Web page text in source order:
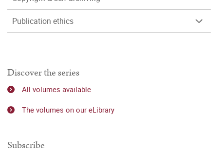
Publication ethics
Discover the series
All volumes available
The volumes on our eLibrary
Subscribe